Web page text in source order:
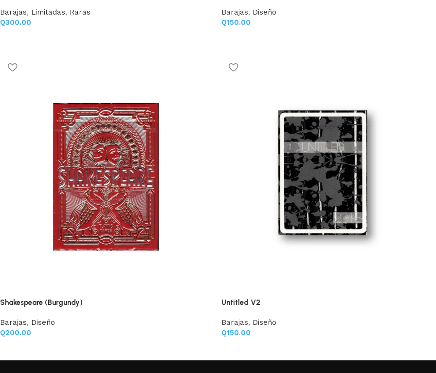
Barajas, Limitadas, Raras
Q300.00
Barajas, Diseño
Q150.00
Shakespeare (Burgundy)
Barajas, Diseño
Q200.00
Untitled V2
Barajas, Diseño
Q150.00